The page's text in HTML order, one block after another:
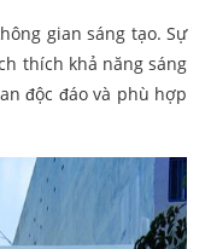
gian sáng tạo. Sự
thích khả năng sáng
độc đáo và phù hợp